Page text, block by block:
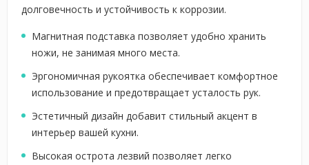
долговечность и устойчивость к коррозии.
Магнитная подставка позволяет удобно хранить
ножи, не занимая много места.
Эргономичная рукоятка обеспечивает комфортное
использование и предотвращает усталость рук.
Эстетичный дизайн добавит стильный акцент в
интерьер вашей кухни.
Высокая острота лезвий позволяет легко